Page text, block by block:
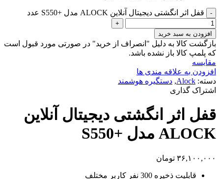
قفل اثر انگشتی دیجیتال آنلاین ALOCK مدل +S550 عدد
افزودن به سبد خرید
بازگشت کالا به دلیل "انصراف از خرید" در صورتی مورد قبول است
که پلمپ کالا باز نشده باشد.
مقایسه
افزودن به علاقه مندی ها
دسته: Alock
, دستگیره هوشمند
اشتراک گذاری
قفل اثر انگشتی دیجیتال آنلاین
ALOCK مدل +S550
۳۶,۱۰۰,۰۰۰ تومان
قابلیت ذخیره 300 نفر کاربر مختلف